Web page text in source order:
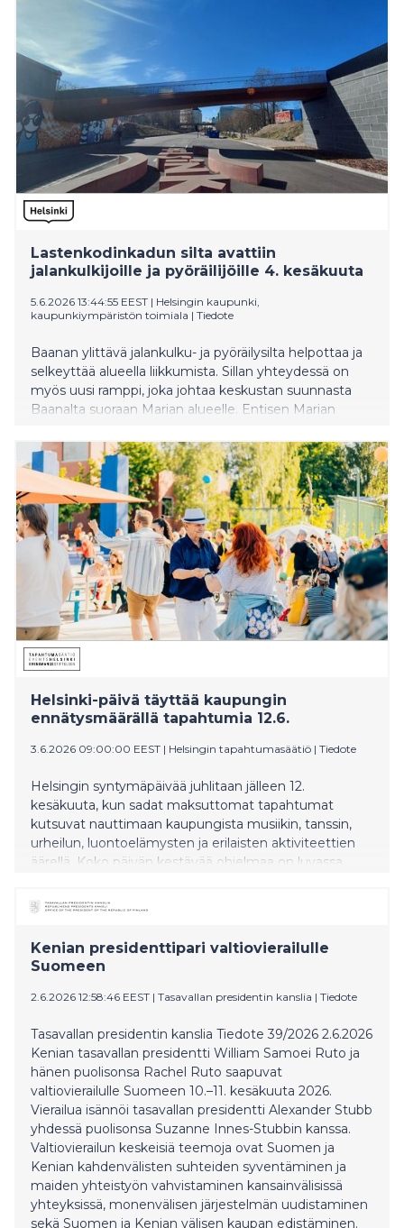
heinäkuun lopussa. Toteutuessaan hyväksyntä olisi
Aalto Works -kohteille vahva kansainvälinen
laatumerkki. Finlandia-talossa tieto suosituksesta on
otettu riemulla vastaan. Kolmestatoista Aalto Works -
kohteesta viisi sijaitsee Helsingissä, ja Finlandia-talo
tarjoaa niistä yleisölle laajimman ja näyttävimmän
kokonaisuuden.
Lastenkodinkadun silta avattiin
jalankulkijoille ja pyöräilijöille 4. kesäkuuta
5.6.2026 13:44:55 EEST | Helsingin kaupunki,
kaupunkiympäristön toimiala | Tiedote
Baanan ylittävä jalankulku- ja pyöräilysilta helpottaa ja
selkeyttää alueella liikkumista. Sillan yhteydessä on
myös uusi ramppi, joka johtaa keskustan suunnasta
Baanalta suoraan Marian alueelle. Entisen Marian
vaihteeseen saakka.
Helsinki-päivä täyttää kaupungin
ennätysmäärällä tapahtumia 12.6.
3.6.2026 09:00:00 EEST | Helsingin tapahtumasäätiö | Tiedote
Helsingin syntymäpäivää juhlitaan jälleen 12.
kesäkuuta, kun sadat maksuttomat tapahtumat
kutsuvat nauttimaan kaupungista musiikin, tanssin,
urheilun, luontoelämysten ja erilaisten aktiviteettien
äärellä. Koko päivän kestävää ohjelmaa on luvassa
Lasipalatsin aukiolla. Yhteensä mukaan on ilmoitettu jo
Kenian presidenttipari valtiovierailulle
Suomeen
2.6.2026 12:58:46 EEST | Tasavallan presidentin kanslia | Tiedote
Tasavallan presidentin kanslia Tiedote 39/2026 2.6.2026
Kenian tasavallan presidentti William Samoei Ruto ja
hänen puolisonsa Rachel Ruto saapuvat
valtiovierailulle Suomeen 10.–11. kesäkuuta 2026.
Vierailua isännöi tasavallan presidentti Alexander Stubb
yhdessä puolisonsa Suzanne Innes-Stubbin kanssa.
Valtiovierailun keskeisiä teemoja ovat Suomen ja
Kenian kahdenvälisten suhteiden syventäminen ja
maiden yhteistyön vahvistaminen kansainvälisissä
yhteyksissä, monenvälisen järjestelmän uudistaminen
sekä Suomen ja Kenian välisen kaupan edistäminen.